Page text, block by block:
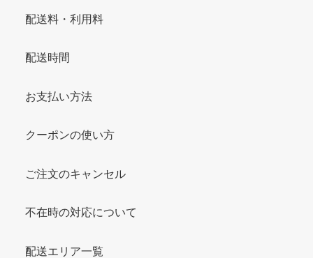
配送料・利用料
配送時間
お支払い方法
クーポンの使い方
ご注文のキャンセル
不在時の対応について
配送エリア一覧